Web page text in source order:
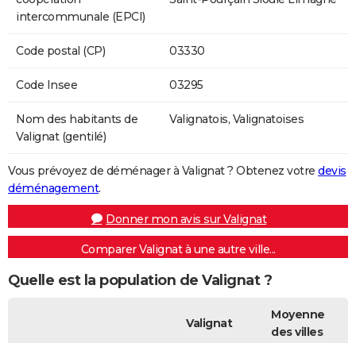
intercommunale (EPCI)
Code postal (CP) 03330
Code Insee 03295
Nom des habitants de
Valignat (gentilé)
Valignatois, Valignatoises
Vous prévoyez de déménager à Valignat ? Obtenez votre devis
déménagement.
Donner mon avis sur Valignat
Comparer Valignat à une autre ville...
Quelle est la population de Valignat ?
Valignat
Moyenne
des villes